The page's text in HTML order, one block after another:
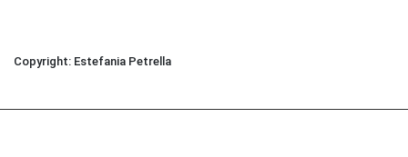
Estefania Petrella